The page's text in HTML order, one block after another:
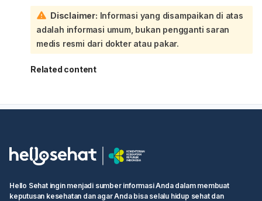
kemungkinan hamil:
Telat haid memang bisa menjadi tanda awal kehamilan,
apalagi bila disertai keluhan seperti perut kram, payudara
nyeri/kencang, mual, atau badan terasa tidak enak. Tapi
telat haid juga bisa disebabkan oleh stres, perubahan
berat badan, pola makan, olahraga berat, gangguan
Perhatikan apakah ada gejala lain seperti nyeri
atau sampai3 bulan belum haid
dokter kandungan atau penyakit dalam untuk
yang tepat.
Disclaimer: Informasi yang disampaikan di atas
adalah informasi umum, bukan pengganti saran
medis resmi dari dokter atau pakar.
Related content
Hello Sehat ingin menjadi sumber informasi Anda dalam membuat
keputusan kesehatan dan agar Anda bisa selalu hidup sehat dan